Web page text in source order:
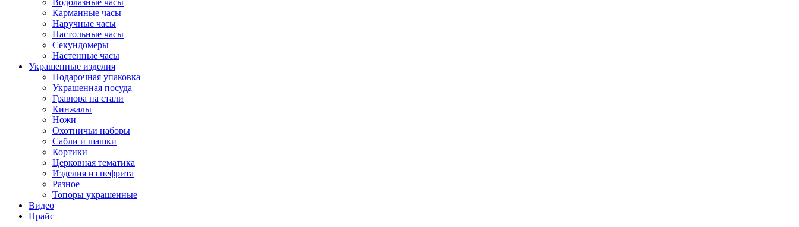
Водолазные часы
Карманные часы
Наручные часы
Настольные часы
Секундомеры
Настенные часы
Украшенные изделия
Подарочная упаковка
Украшенная посуда
Гравюра на стали
Кинжалы
Ножи
Охотничьи наборы
Сабли и шашки
Кортики
Церковная тематика
Изделия из нефрита
Разное
Топоры украшенные
Видео
Прайс